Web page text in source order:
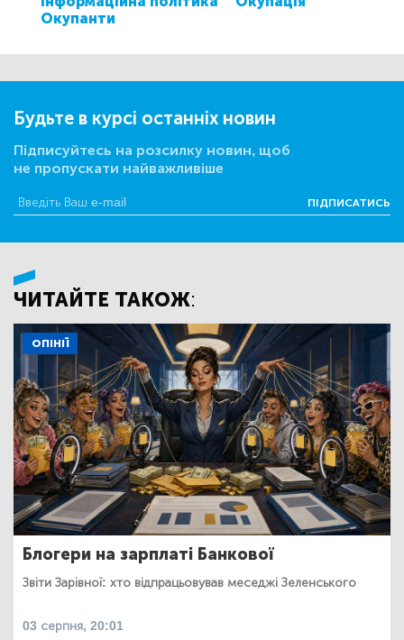
Окупанти
Будьте в курсі останніх новин
Підписуйтесь на розсилку новин, щоб
не пропускати найважливіше
ПІДПИСАТИСЬ
ЧИТАЙТЕ ТАКОЖ:
ОПІНІЇ
Блогери на зарплаті Банкової
Звіти Зарівної: хто відпрацьовував меседжі Зеленського
03 серпня, 20:01